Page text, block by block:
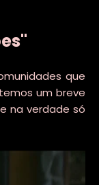
que
um breve
na verdade só